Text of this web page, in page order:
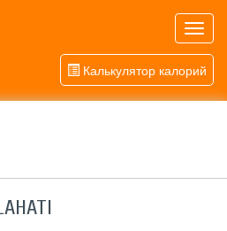
Калькулятор калорий